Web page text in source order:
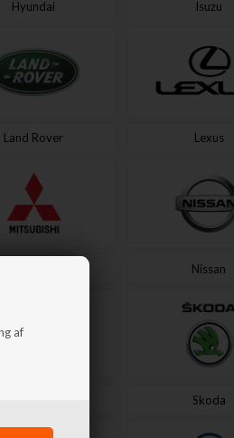
af
Hyundai Isuzu
Land Rover Lexus
Nissan
Skoda